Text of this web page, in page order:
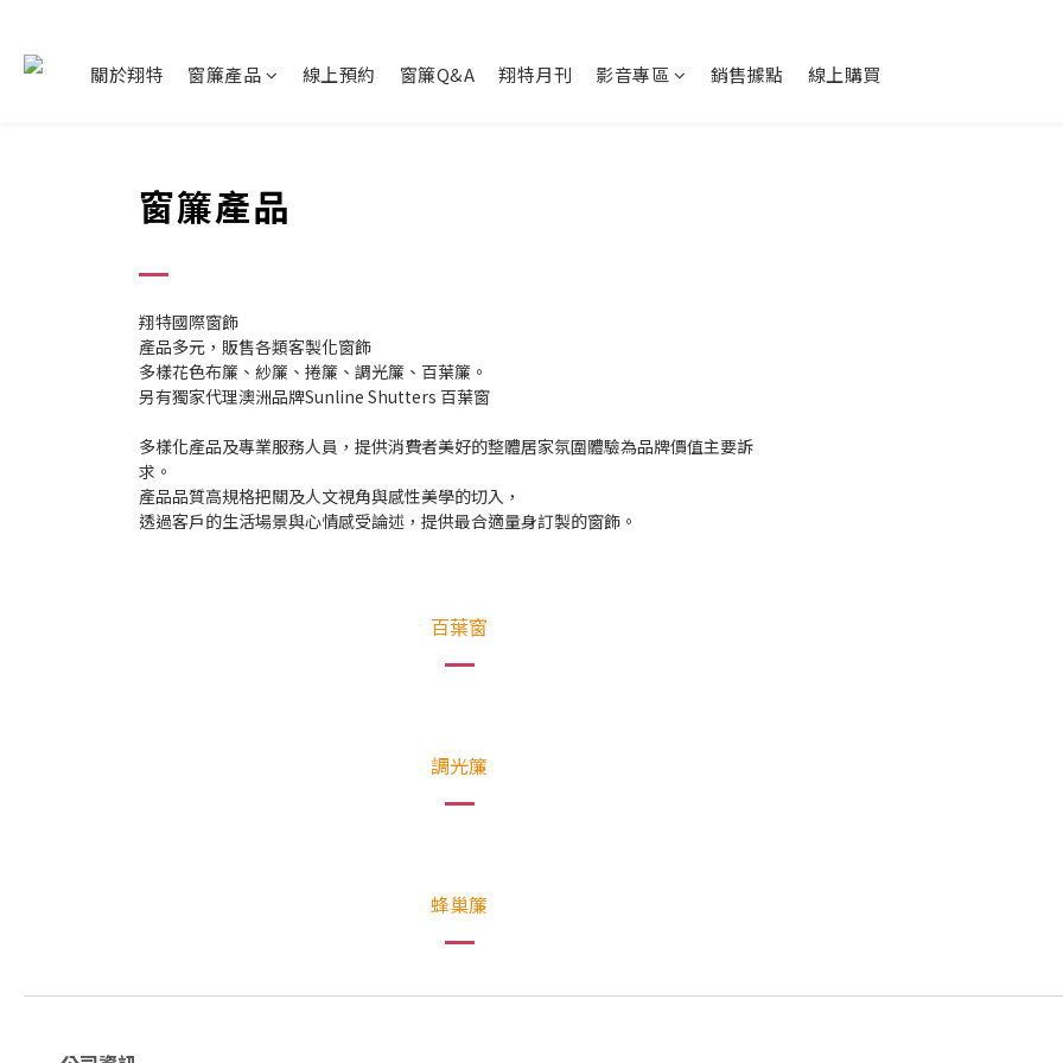
關於翔特 窗簾產品 線上預約 窗簾Q&A 翔特月刊 影音專區 銷售據點 線上購買
窗簾產品
翔特國際窗飾
產品多元，販售各類客製化窗飾
多樣花色布簾、紗簾、捲簾、調光簾、百葉簾。
另有獨家代理澳洲品牌Sunline Shutters 百葉窗
多樣化產品及專業服務人員，提供消費者美好的整體居家氛圍體驗為品牌價值主要訴
求。
產品品質高規格把關及人文視角與感性美學的切入，
透過客戶的生活場景與心情感受論述，提供最合適量身訂製的窗飾。
百葉窗
調光簾
蜂巢簾